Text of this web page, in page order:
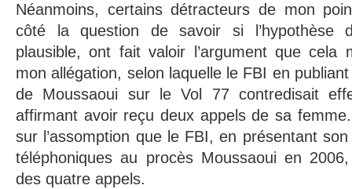
Néanmoins, certains détracteurs de mon
côté la question de savoir si l’hypothèse
plausible, ont fait valoir l’argument que cela
mon allégation, selon laquelle le FBI en
de Moussaoui sur le Vol 77 contredisait
affirmant avoir reçu deux appels de sa
sur l’assomption que le FBI, en présentant
téléphoniques au procès Moussaoui en 2006,
des quatre appels.